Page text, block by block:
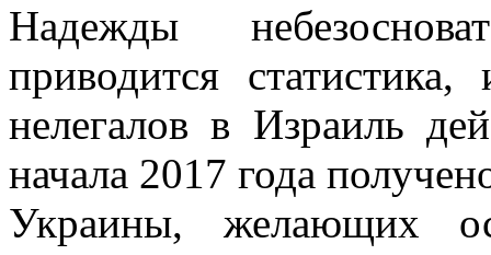
Надежды
приводится
нелегалов в Израиль
начала 2017 года
Украины, желающих